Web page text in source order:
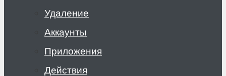
Удаление
Аккаунты
Приложения
Действия